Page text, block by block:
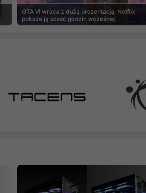
GTA VI wraca z dużą prezentacją. Netflix
pokaże ją sześć godzin wcześniej